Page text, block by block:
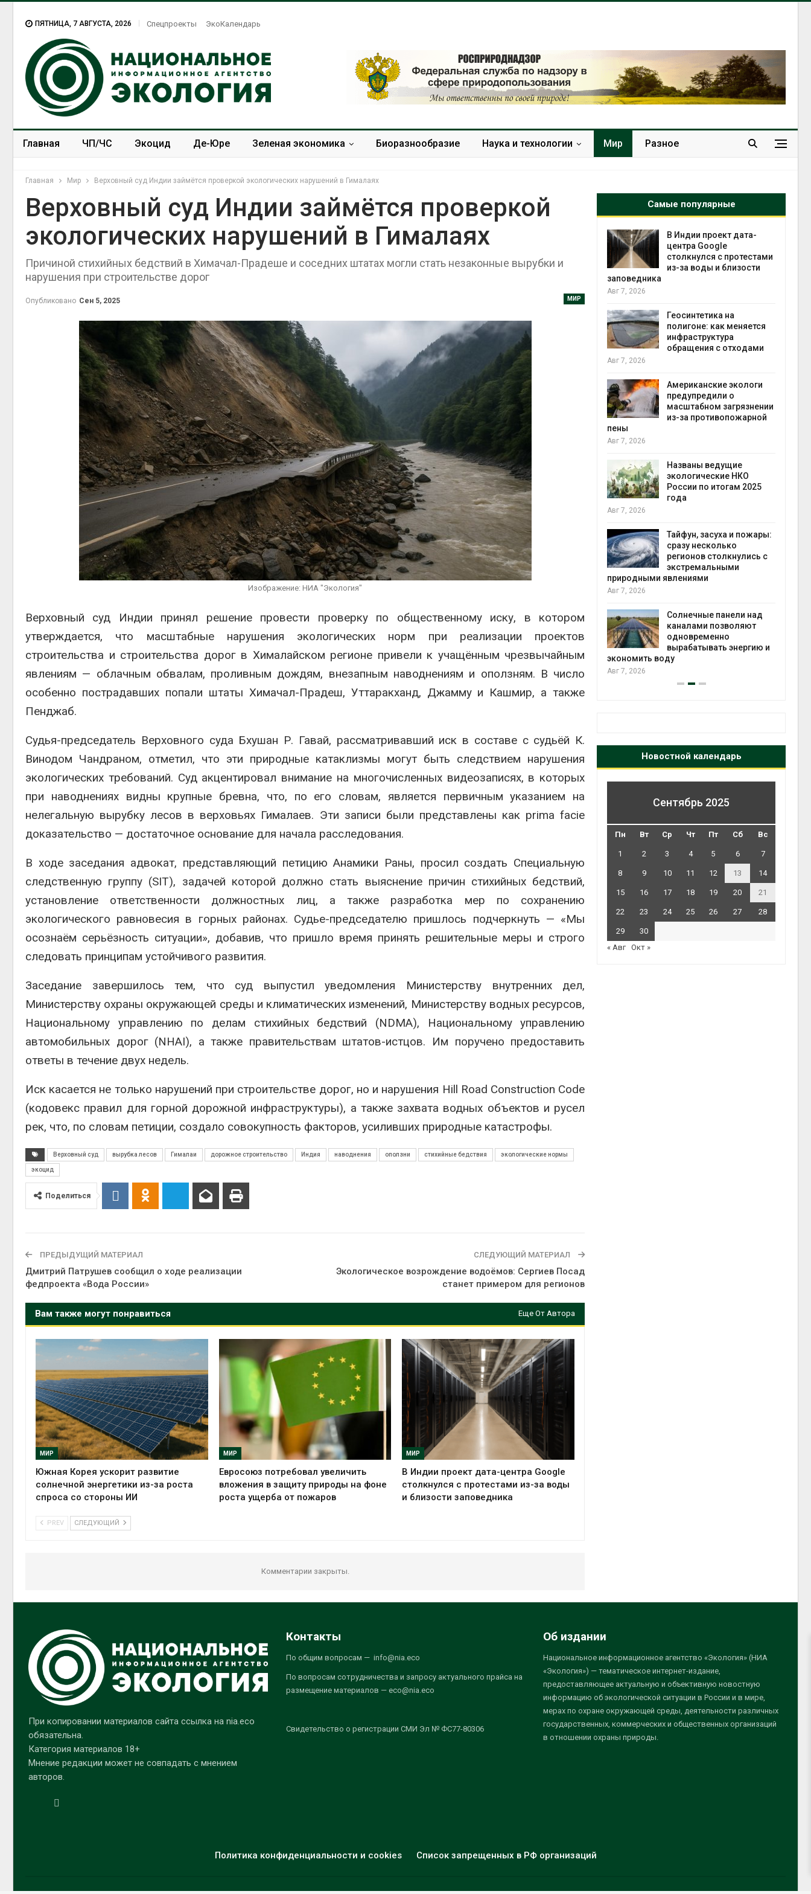
ПЯТНИЦА, 7 АВГУСТА, 2026 Спецпроекты ЭкоКалендарь
Главная ЧП/ЧС Экоцид Де-Юре Зеленая экономика Биоразнообразие Наука и технологии Мир Разное
Главная Мир Верховный суд Индии займётся проверкой экологических нарушений в Гималаях
Верховный суд Индии займётся проверкой
экологических нарушений в Гималаях
Причиной стихийных бедствий в Химачал-Прадеше и соседних штатах могли стать незаконные вырубки и
нарушения при строительстве дорог
МИР
Опубликовано Сен 5, 2025
Изображение: НИА "Экология"
Верховный суд Индии принял решение провести проверку по общественному иску, в котором
утверждается, что масштабные нарушения экологических норм при реализации проектов
строительства и строительства дорог в Хималайском регионе привели к учащённым чрезвычайным
явлениям — облачным обвалам, проливным дождям, внезапным наводнениям и оползням. В число
особенно пострадавших попали штаты Химачал-Прадеш, Уттаракханд, Джамму и Кашмир, а также
Пенджаб.
Судья-председатель Верховного суда Бхушан Р. Гавай, рассматривавший иск в составе с судьёй К.
Винодом Чандраном, отметил, что эти природные катаклизмы могут быть следствием нарушения
экологических требований. Суд акцентировал внимание на многочисленных видеозаписях, в которых
при наводнениях видны крупные бревна, что, по его словам, является первичным указанием на
нелегальную вырубку лесов в верховьях Гималаев. Эти записи были представлены как prima facie
доказательство — достаточное основание для начала расследования.
В ходе заседания адвокат, представляющий петицию Анамики Раны, просил создать Специальную
следственную группу (SIT), задачей которой должно стать выяснение причин стихийных бедствий,
установление ответственности должностных лиц, а также разработка мер по сохранению
экологического равновесия в горных районах. Судье-председателю пришлось подчеркнуть — «Мы
осознаём серьёзность ситуации», добавив, что пришло время принять решительные меры и строго
следовать принципам устойчивого развития.
Заседание завершилось тем, что суд выпустил уведомления Министерству внутренних дел,
Министерству охраны окружающей среды и климатических изменений, Министерству водных ресурсов,
Национальному управлению по делам стихийных бедствий (NDMA), Национальному управлению
автомобильных дорог (NHAI), а также правительствам штатов-истцов. Им поручено предоставить
ответы в течение двух недель.
Иск касается не только нарушений при строительстве дорог, но и нарушения Hill Road Construction Code
(кодовекс правил для горной дорожной инфраструктуры), а также захвата водных объектов и русел
рек, что, по словам петиции, создало совокупность факторов, усиливших природные катастрофы.
Верховный суд вырубка лесов Гималаи дорожное строительство Индия наводнения оползни стихийные бедствия экологические нормы
экоцид
Поделиться
ПРЕДЫДУЩИЙ МАТЕРИАЛ
Дмитрий Патрушев сообщил о ходе реализации
федпроекта «Вода России»
СЛЕДУЮЩИЙ МАТЕРИАЛ
Экологическое возрождение водоёмов: Сергиев Посад
станет примером для регионов
Вам также могут понравиться Еще От Автора
МИР
Южная Корея ускорит развитие
солнечной энергетики из-за роста
спроса со стороны ИИ
МИР
Евросоюз потребовал увеличить
вложения в защиту природы на фоне
роста ущерба от пожаров
МИР
В Индии проект дата-центра Google
столкнулся с протестами из-за воды
и близости заповедника
PREV СЛЕДУЮЩИЙ
Комментарии закрыты.
Самые популярные
Дождевая вода с крыш
может помочь городам
Авг 7, 2026
объектов и уборку
контейнерных площадок
Авг 7, 2026
Панамский канал вновь
ограничивает загрузку
судов из-за дефицита
пресной воды
Авг 6, 2026
В китайской провинции
Шэньси из-за паводков
эвакуировали более 140
тыс. человек
Авг 6, 2026
МЕГА и ВкусВилл
установили
экообменники для сбора
вторсырья
Авг 6, 2026
Учёные предложили
получать питьевую воду
ветра
Южная Корея ускорит
развитие солнечной
спроса со стороны ИИ
Камы в августе может
превысить норму почти в
полтора раза
Авг 7, 2026
Евросоюз потребовал
увеличить вложения в
защиту природы на фоне
роста ущерба от пожаров
Дом из старых шин
может обходиться без
кондиционера и почти
без отопления
Авг 7, 2026
Камчатские северные
олени набирают вес
перед осенней миграцией
Авг 7, 2026
Ozon запустит сбор
Авг 7, 2026
В Индии проект дата-
центра Google
столкнулся с протестами
из-за воды и близости
заповедника
Геосинтетика на
полигоне: как меняется
инфраструктура
обращения с отходами
Американские экологи
предупредили о
масштабном загрязнении
из-за противопожарной
Названы ведущие
экологические НКО
России по итогам 2025
года
Тайфун, засуха и пожары:
сразу несколько
регионов столкнулись с
экстремальными
природными явлениями
Солнечные панели над
каналами позволяют
одновременно
вырабатывать энергию и
экономить воду
Авг 7, 2026
Авг 7, 2026
Авг 6, 2026
Авг 6, 2026
Авг 6, 2026
Авг 6, 2026
Новостной календарь
Сентябрь 2025
Пн Вт Ср Чт Пт Сб Вс
1 2 3 4 5 6 7
8 9 10 11 12 13 14
15 16 17 18 19 20 21
22 23 24 25 26 27 28
29
30
« Авг Окт »
При копировании материалов сайта ссылка на nia.eco
обязательна.
Категория материалов 18+
Мнение редакции может не совпадать с мнением
авторов.
Контакты
По общим вопросам — info@nia.eco
По вопросам сотрудничества и запросу актуального прайса на
размещение материалов — eco@nia.eco
Свидетельство о регистрации СМИ Эл № ФС77-80306
Об издании
Национальное информационное агентство «Экология» (НИА
«Экология») — тематическое интернет-издание,
предоставляющее актуальную и объективную новостную
информацию об экологической ситуации в России и в мире,
мерах по охране окружающей среды, деятельности различных
государственных, коммерческих и общественных организаций
в отношении охраны природы.
Политика конфиденциальности и cookies Список запрещенных в РФ организаций